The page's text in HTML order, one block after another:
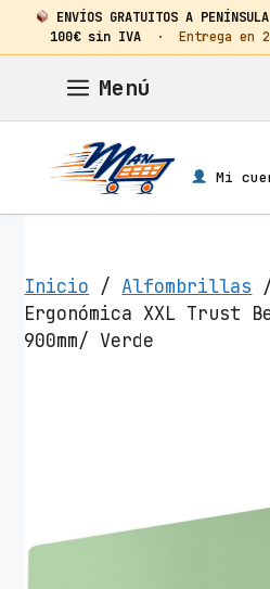
ENVÍOS GRATUITOS A PENÍNSULA
100€ sin IVA· Entrega en
contenido
Menú
Mi
Inicio / Alfombrillas
Ergonómica XXL Trust
900mm/ Verde